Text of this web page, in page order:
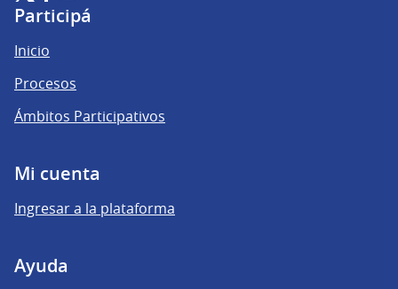
(Enlace externo)
(Enlace externo)
(Enlace externo)
Participá
Inicio
Procesos
Ámbitos Participativos
Mi cuenta
Ingresar a la plataforma
Ayuda